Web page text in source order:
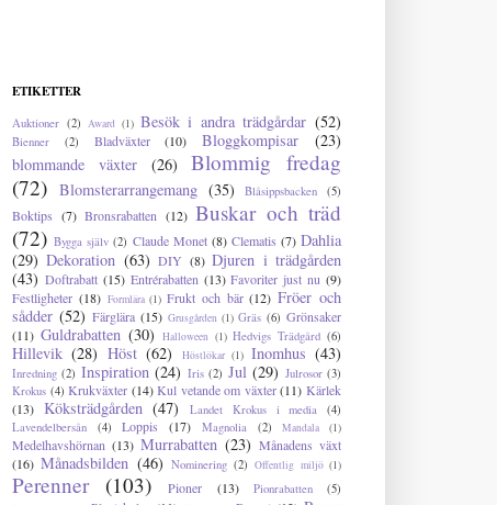
ETIKETTER
Auktioner (2) Award (1) Besök i andra trädgårdar (52)
Bienner (2) Bladväxter (10) Bloggkompisar
(23)
blommande växter
(26)
Blommig fredag
(72) Blomsterarrangemang (35) Blåsippsbacken (5)
Boktips (7) Bronsrabatten (12) Buskar och träd
(72) Bygga själv (2) Claude Monet (8) Clematis (7) Dahlia
(29) Dekoration (63) DIY (8) Djuren i trädgården
(43) Doftrabatt (15) Entrérabatten (13) Favoriter just nu (9)
Festligheter (18) Formlära (1) Frukt och bär (12) Fröer och
sådder (52) Färglära (15) Grusgården (1) Gräs (6) Grönsaker
(11) Guldrabatten (30) Halloween (1) Hedvigs Trädgård (6)
Hillevik (28) Höst (62) Höstlökar (1) Inomhus (43)
Inredning (2) Inspiration (24) Iris (2) Jul (29) Julrosor (3)
Krokus (4) Krukväxter (14) Kul vetande om växter (11) Kärlek
(13) Köksträdgården (47) Landet Krokus i media
(4)
Lavendelbersån
(4) Loppis (17) Magnolia (2) Mandala (1)
Medelhavshörnan (13) Murrabatten (23) Månadens växt
(16) Månadsbilden (46) Nominering (2) Offentlig miljö (1)
Perenner (103) Pioner (13) Pionrabatten (5)